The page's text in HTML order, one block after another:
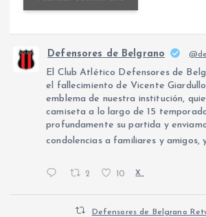
Defensores de Belgrano
El Club Atlético Defensores de
el fallecimiento de Vicente
emblema de nuestra institución,
camiseta a lo largo de 15
profundamente su partida y
condolencias a familiares y amigos,
2 10 X
Defensores de Belgrano